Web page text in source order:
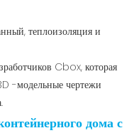
теплоизоляция и
Cbox, которая
-модельные чертежи
дома с